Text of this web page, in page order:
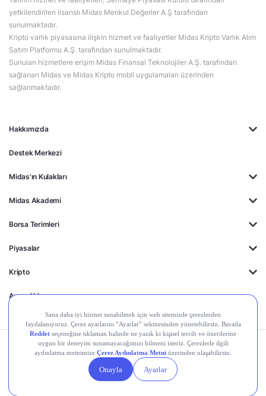
Hakkımızda
Destek Merkezi
Midas'ın Kulakları
Midas Akademi
Borsa Terimleri
Piyasalar
Kripto
Ayrıcalıklar
yetkilendirilen lisanslı Midas Menkul Değerler A.Ş tarafından
sunulmaktadır.
Kripto varlık piyasasına ilişkin hizmet ve faaliyetler Midas Kripto Varlık Alım
Satım Platformu A.Ş. tarafından sunulmaktadır.
Sunulan hizmetlere erişim Midas Finansal Teknolojiler A.Ş. tarafından
sağlanan Midas ve Midas Kripto mobil uygulamaları üzerinden
sağlanmaktadır.
Kişisel Verilerin
Gizlilik
Politikası
Yasal
Duyurular
Çerez